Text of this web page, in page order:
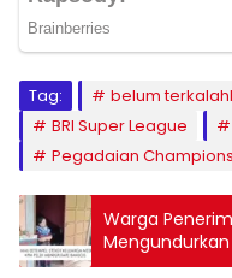
Tag: belum
BRI Super League
Pegadaian
Warga
Dipasang